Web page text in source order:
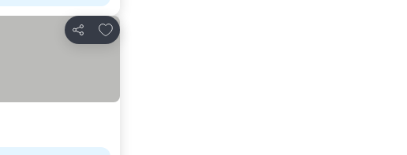
Partilhar
Adicionar aos favoritos